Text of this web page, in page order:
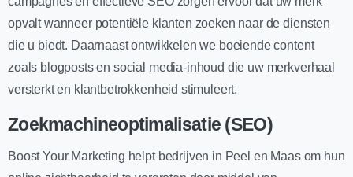
opvalt wanneer potentiële klanten zoeken naar de diensten
die u biedt. Daarnaast ontwikkelen we boeiende content
zoals blogposts en social media-inhoud die uw merkverhaal
versterkt en klantbetrokkenheid stimuleert.
Zoekmachineoptimalisatie (SEO)
Boost Your Marketing helpt bedrijven in Peel en Maas om hun